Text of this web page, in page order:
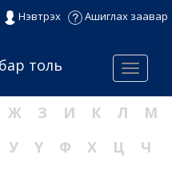
Нэвтрэх Ашиглах заавар
Menu
толь
Ж З И К Л
М
У Ү Ф Х Ц
Ч